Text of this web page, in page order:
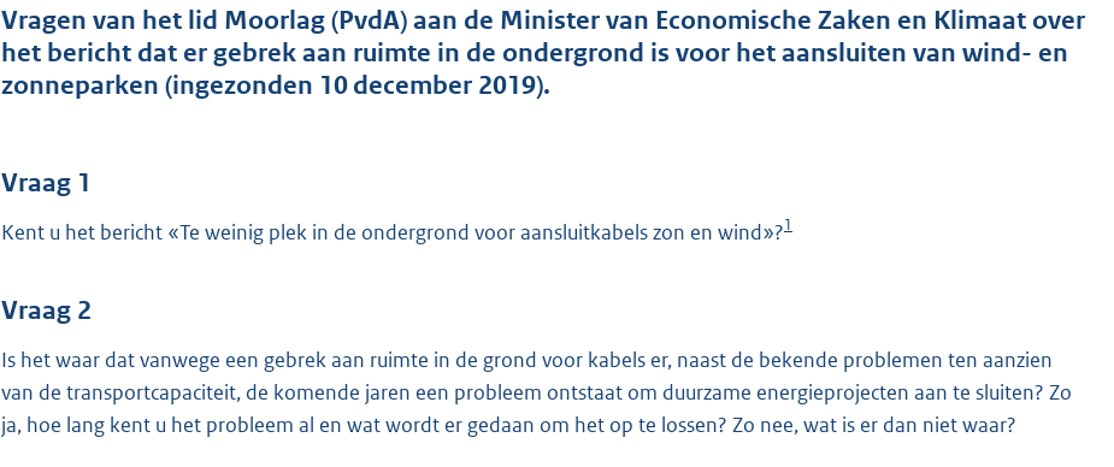
t
a
n
o
e
:
3
Vragen van het lid Moorlag (PvdA) aan de Minister van Economische Zaken en Klimaat over
het bericht dat er gebrek aan ruimte in de ondergrond is voor het aansluiten van wind- en
zonneparken (ingezonden 10 december 2019).
Vraag 1
Kent u het bericht «Te weinig plek in de ondergrond voor aansluitkabels zon en wind»?1
Vraag 2
Is het waar dat vanwege een gebrek aan ruimte in de grond voor kabels er, naast de bekende problemen ten aanzien
van de transportcapaciteit, de komende jaren een probleem ontstaat om duurzame energieprojecten aan te sluiten? Zo
ja, hoe lang kent u het probleem al en wat wordt er gedaan om het op te lossen? Zo nee, wat is er dan niet waar?